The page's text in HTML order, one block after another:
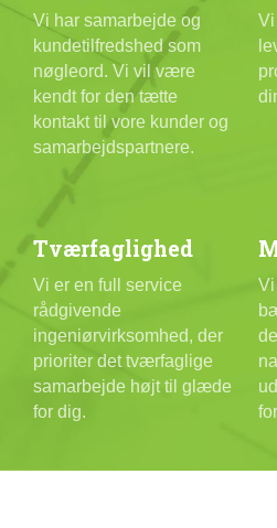
Vi har samarbejde og
kundetilfredshed som
nøgleord. Vi vil være
kendt for den tætte
kontakt til vore kunder og
samarbejdspartnere.
Tværfaglighed
Vi er en full service
rådgivende
ingeniørvirksomhed, der
prioriter det tværfaglige
samarbejde højt til glæde
for dig.